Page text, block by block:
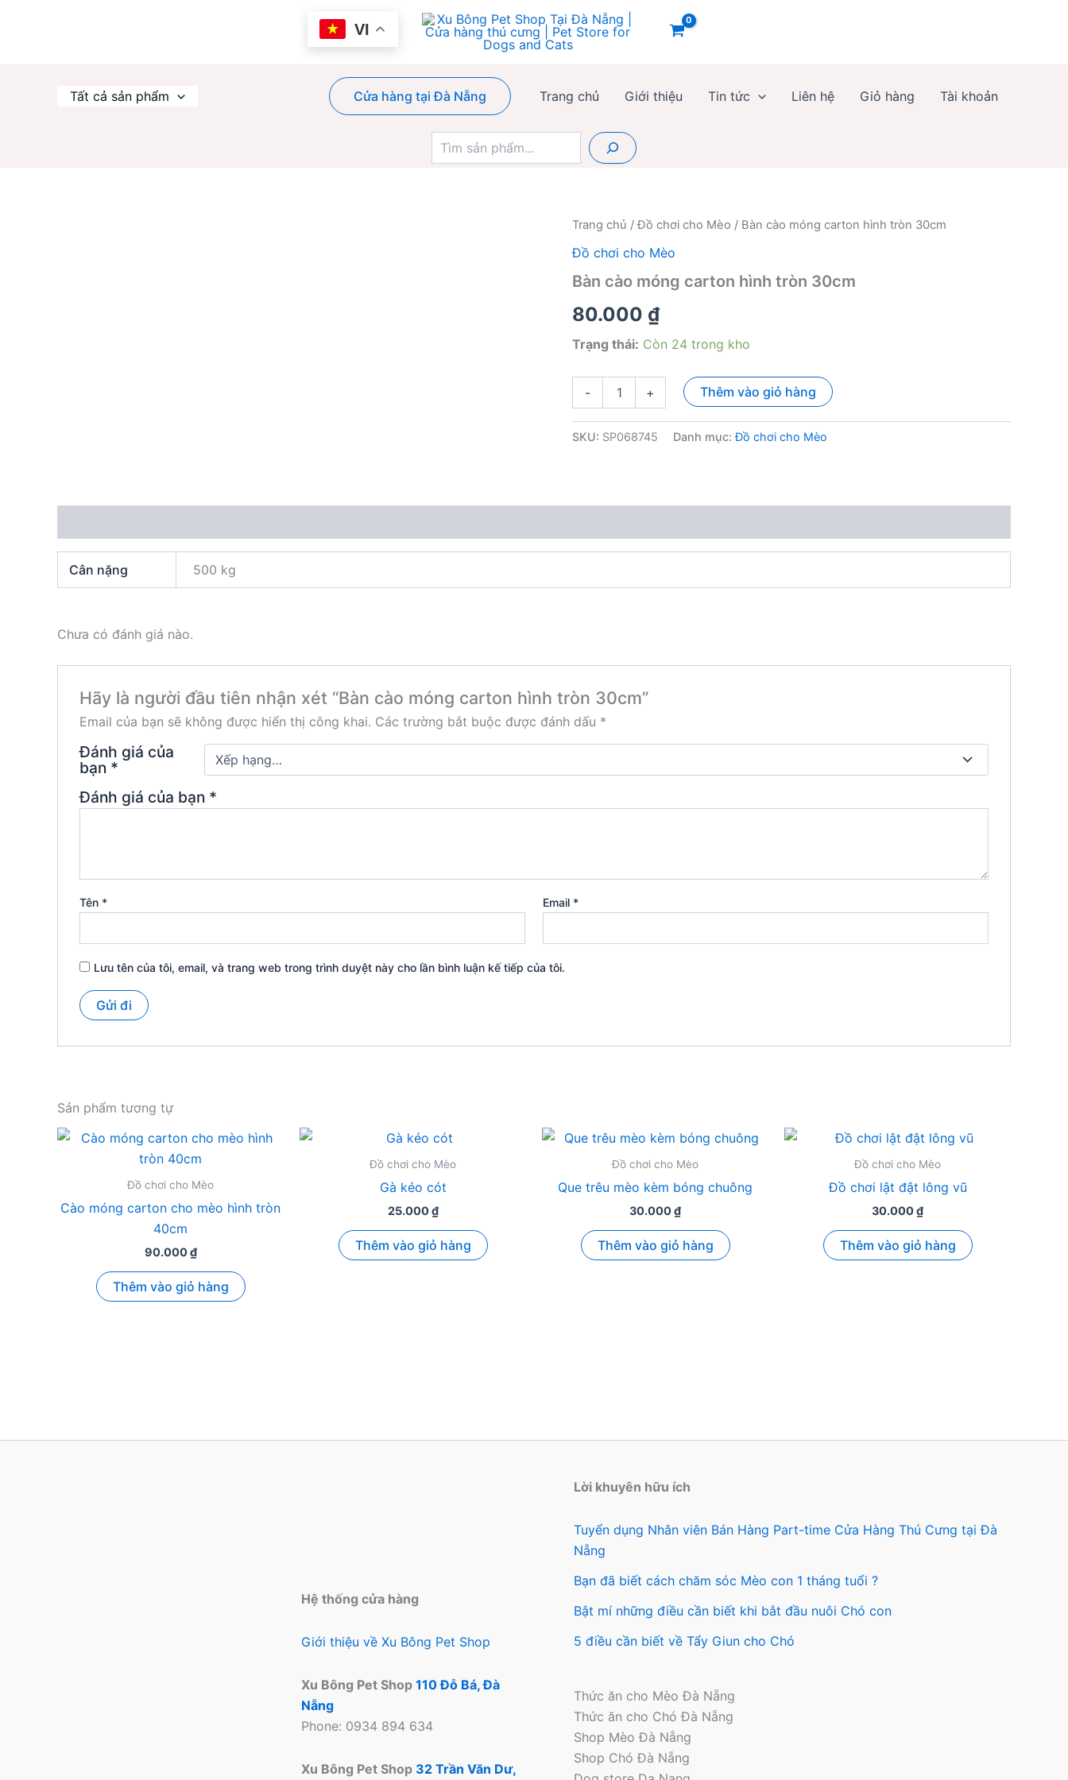
VI
Tất cả sản phẩm Cửa hàng tại Đà Nẵng Trang chủ Giới thiệu Tin tức Liên hệ Giỏ hàng Tài khoản
kiếm
Trang chủ /Đồ chơi cho Mèo / Bàn cào móng carton hình tròn 30cm
Đồ chơi cho Mèo
Bàn cào móng carton hình tròn 30cm
80.000 ₫
Trạng thái: Còn 24 trong kho
-
carton
+ Thêm vào giỏ hàng
SKU: SP068745 Danh mục:Đồ chơi cho Mèo
Cân nặng 500 kg
Chưa có đánh giá nào.
Hãy là người đầu tiên nhận xét “Bàn cào móng carton hình tròn 30cm”
Email của bạn sẽ không được hiển thị công khai. Các trường bắt buộc được đánh dấu *
Đánh giá của
bạn *
Đánh giá của bạn *
Tên * Email *
Lưu tên của tôi, email, và trang web trong trình duyệt này cho lần bình luận kế tiếp của tôi.
Sản phẩm tương tự
Đồ chơi cho Mèo
Cào móng carton cho mèo hình tròn
40cm
90.000₫
Thêm vào giỏ hàng
Đồ chơi cho Mèo
Gà kéo cót
25.000₫
Thêm vào giỏ hàng
Đồ chơi cho Mèo
Que trêu mèo kèm bóng chuông
30.000₫
Thêm vào giỏ hàng
Đồ chơi cho Mèo
Đồ chơi lật đật lông vũ
30.000₫
Thêm vào giỏ hàng
Hệ thống cửa hàng
Giới thiệu về Xu Bông Pet Shop
Xu Bông Pet Shop 110 Đỗ Bá, Đà
Nẵng
Phone: 0934 894 634
Xu Bông Pet Shop 32 Trần Văn Dư,
Lời khuyên hữu ích
Tuyển dụng Nhân viên Bán Hàng Part-time Cửa Hàng Thú Cưng tại Đà
Nẵng
Bạn đã biết cách chăm sóc Mèo con 1 tháng tuổi ?
Bật mí những điều cần biết khi bắt đầu nuôi Chó con
5 điều cần biết về Tẩy Giun cho Chó
Thức ăn cho Mèo Đà Nẵng
Thức ăn cho Chó Đà Nẵng
Shop Mèo Đà Nẵng
Shop Chó Đà Nẵng
lượng